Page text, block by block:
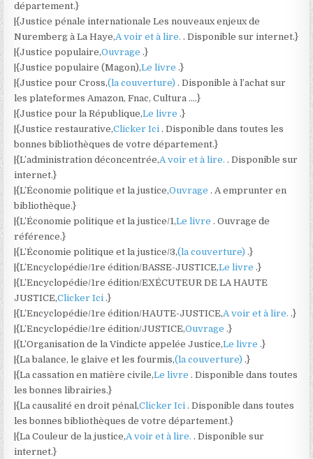
département.}
|{Justice pénale internationale Les nouveaux enjeux de
Nuremberg à La Haye,A voir et à lire.. Disponible sur internet.}
|{Justice populaire,Ouvrage.}
|{Justice populaire (Magon),Le livre.}
|{Justice pour Cross,(la couverture). Disponible à l’achat sur
les plateformes Amazon, Fnac, Cultura ….}
|{Justice pour la République,Le livre.}
|{Justice restaurative,Clicker Ici. Disponible dans toutes les
bonnes bibliothèques de votre département.}
|{L’administration déconcentrée,A voir et à lire.. Disponible sur
internet.}
|{L’Économie politique et la justice,Ouvrage. A emprunter en
bibliothèque.}
|{L’Économie politique et la justice/1,Le livre. Ouvrage de
référence.}
|{L’Économie politique et la justice/3,(la couverture).}
|{L’Encyclopédie/1re édition/BASSE-JUSTICE,Le livre.}
|{L’Encyclopédie/1re édition/EXÉCUTEUR DE LA HAUTE
JUSTICE,Clicker Ici.}
|{L’Encyclopédie/1re édition/HAUTE-JUSTICE,A voir et à lire..}
|{L’Encyclopédie/1re édition/JUSTICE,Ouvrage.}
|{L’Organisation de la Vindicte appelée Justice,Le livre.}
|{La balance, le glaive et les fourmis,(la couverture).}
|{La cassation en matière civile,Le livre. Disponible dans toutes
les bonnes librairies.}
|{La causalité en droit pénal,Clicker Ici. Disponible dans toutes
les bonnes bibliothèques de votre département.}
|{La Couleur de la justice,A voir et à lire.. Disponible sur
internet.}